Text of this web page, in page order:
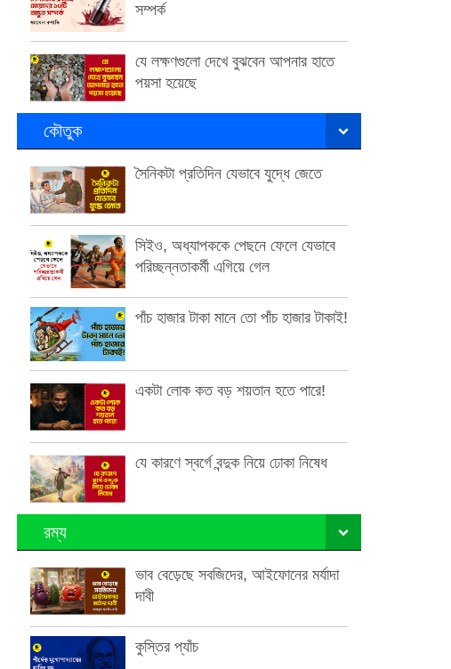
সম্পর্ক
যে লক্ষণগুলো দেখে বুঝবেন আপনার হাতে
পয়সা হয়েছে
কৌতুক
সৈনিকটা প্রতিদিন যেভাবে যুদ্ধে জেতে
সিইও, অধ্যাপককে পেছনে ফেলে যেভাবে
পরিচ্ছন্নতাকর্মী এগিয়ে গেল
পাঁচ হাজার টাকা মানে তো পাঁচ হাজার টাকাই!
একটা লোক কত বড় শয়তান হতে পারে!
যে কারণে স্বর্গে বন্দুক নিয়ে ঢোকা নিষেধ
রম্য
ভাব বেড়েছে সবজিদের, আইফোনের মর্যাদা
দাবী
কুস্তির প্যাঁচ